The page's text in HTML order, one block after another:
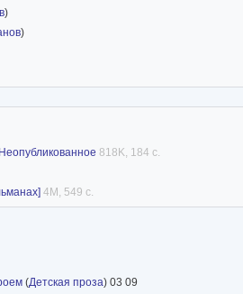
)
)
818K, 184 с.
4M, 549 с.
(Детская проза) 03 09